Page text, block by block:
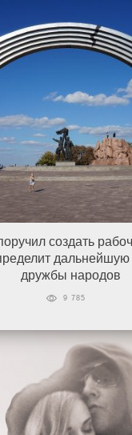
создать
дальнейшую
дружбы народов
9 785